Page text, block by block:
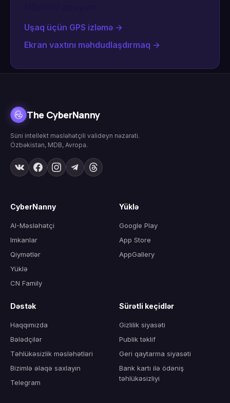
Uşaq üçün GPS izləmə →
Ekran vaxtını məhdudlaşdırmaq →
The CyberNanny
Süni intellekt məsləhətçili valideyn nəzarəti.
Özbəkistan, MDB, Avropa.
CyberNanny
AI-Məsləhətçi
Imkanlar
Qiymətlər
Yüklə
CN Family
Yüklə
Google Play
App Store
AppGallery
Dəstək
Haqqımızda
Bələdçilər
Təhlükəsizlik məsləhətləri
Bizimlə əlaqə saxlayın
Telegram
Sürətli keçidlər
Gizlilik siyasəti
Publik təklif
Geri qaytarma siyasəti
Bank kartı ilə ödəniş
təhlükəsizliyi